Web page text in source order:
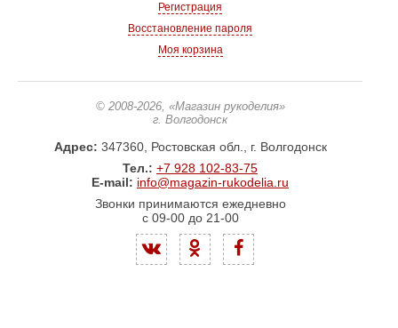
Регистрация
Восстановление пароля
Моя корзина
© 2008-2026, «Магазин рукоделия»
г. Волгодонск
Адрес: 347360, Ростовская обл., г. Волгодонск
Тел.: +7 928 102-83-75
E-mail: info@magazin-rukodelia.ru
Звонки принимаются ежедневно
с 09-00 до 21-00